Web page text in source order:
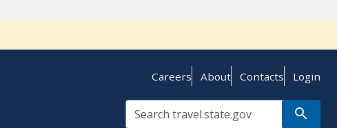
Careers About Contacts Login